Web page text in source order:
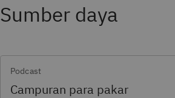
Sumber daya
Podcast
Campuran para pakar